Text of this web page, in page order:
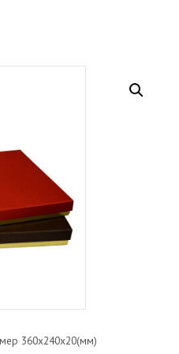
360х240х20(мм)